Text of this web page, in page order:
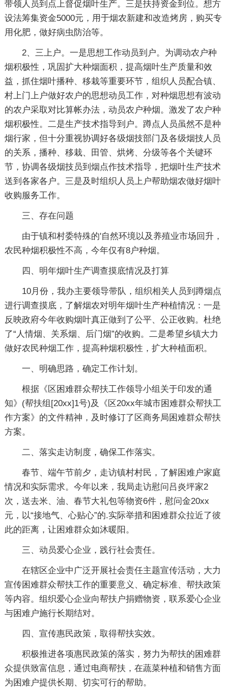
带领人员到点上督促烟叶生产。三是扶持资金到位。想方
设法筹集资金5000元，用于烟农新建和改造烤房，购买专
用化肥，做好病虫防治等。
2、三上户。一是思想工作动员到户。为调动农户种
烟积极性，巩固扩大种烟面积，提高烟叶生产质量和效
益，抓住烟叶播种、移栽等重要环节，组织人员配合镇、
村上门上户做好农户的思想动员工作，对种烟思想有波动
的农户采取对比算帐办法，动员农户种烟。激发了农户种
烟积极性。二是生产技术指导到户。蹲点人员虽然不是种
烟行家，但十分重视协调好各级烟技部门及各级烟技人员
的关系，播种、移栽、田管、烘烤、分级等各个关键环
节，协调各级烟技员到烟点作技术指导，把烟叶生产技术
送到各家各户。三是及时组织人员上户帮助烟农做好烟叶
收购服务工作。
三、存在问题
由于镇和村委特殊的'自然环境以及养殖业市场回升，
农民种烟积极性不高，今年仅有8户种烟。
四、明年烟叶生产调查摸底情况及打算
10月份，我办主要领导带队，组织相关人员到蹲烟点
进行调查摸底，了解烟农对明年烟叶生产种植情况：一是
反映政府今年收购烟叶真正做到了公平、公正收购。杜绝
了“人情烟、关系烟、后门烟”的收购。二是希望乡镇大力
做好农民种烟工作，提高种烟积极性，扩大种植面积。
一、明确思路，确定工作计划。
根据《区困难群众帮扶工作领导小组关于印发的通
知》(帮扶组[20xx]1号)及《区20xx年城市困难群众帮扶工
作方案》的文件精神，及时修订了区商务局困难群众帮扶
方案。
二、落实走访制度，确保工作落实。
春节、端午节前夕，走访镇村村民，了解困难户家庭
情况和实际需求。今年以来，我局走访慰问吕炎坪家2
次，送去米、油、春节大礼包等物资6件，慰问金20xx
元，以“接地气、心贴心”的.实际举措和困难群众拉近了彼
此的距离，让困难群众如沐暖阳。
三、动员爱心企业，践行社会责任。
在辖区企业中广泛开展社会责任主题宣传活动，大力
宣传困难群众帮扶工作的重要意义、确定标准、帮扶政策
等内容。组织爱心企业向帮扶户捐赠物资，联系爱心企业
与困难户施行长期结对。
四、宣传惠民政策，取得帮扶实效。
积极推进各项惠民政策的落实，努力为帮扶的困难群
众提供致富信息，通过电商帮扶，在蔬菜种植和销售方面
为困难户提供长期、切实可行的帮助。